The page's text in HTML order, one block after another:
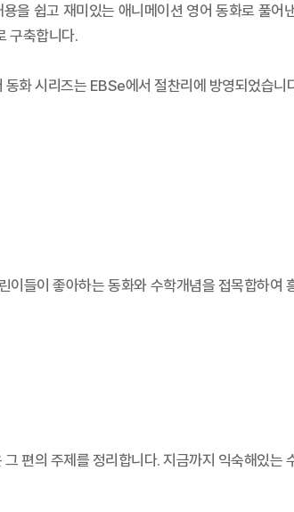
을 쉽고 재미있는 애니메이션 영어 동화로
구축합니다.
화 시리즈는 EBSe에서 절찬리에 방영되었습니
들이 좋아하는 동화와 수학개념을 접목합하
편의 주제를 정리합니다. 지금까지 익숙해있